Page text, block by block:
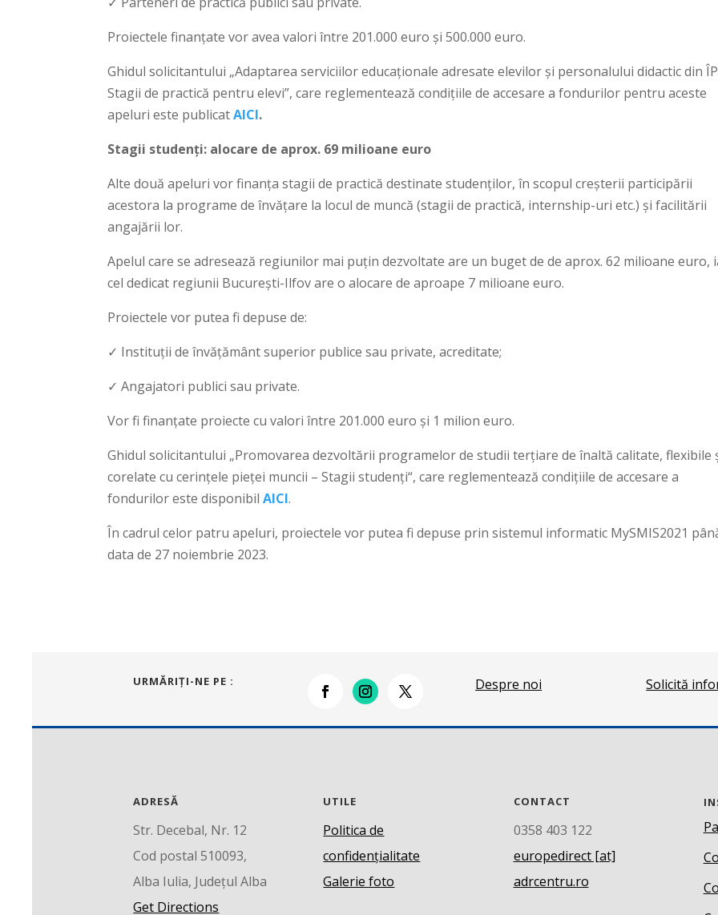
Proiectele finanțate vor avea valori între 201.000 euro și 500.000 euro.
Ghidul solicitantului „Adaptarea serviciilor educaționale adresate elevilor și personalului didactic din
Stagii de practică pentru elevi”, care reglementează condițiile de accesare a fondurilor pentru aceste
apeluri este publicatAICI.
Stagii studenți: alocare de aprox. 69 milioane euro
Alte două apeluri vor finanța stagii de practică destinate studenților, în scopul creșterii participării
acestora la programe de învățare la locul de muncă (stagii de practică, internship-uri etc.) și facilitării
angajării lor.
Apelul care se adresează regiunilor mai puțin dezvoltate are un buget de de aprox. 62 milioane euro,
cel dedicat regiunii București-Ilfov are o alocare de aproape 7 milioane euro.
Proiectele vor putea fi depuse de:
✓ Instituții de învăţământ superior publice sau private, acreditate;
✓ Angajatori publici sau private.
Vor fi finanțate proiecte cu valori între 201.000 euro și 1 milion euro.
Ghidul solicitantului „Promovarea dezvoltării programelor de studii terțiare de înaltă calitate, flexibile
corelate cu cerințele pieței muncii – Stagii studenți“, care reglementează condițiile de accesare a
fondurilor este disponibilAICI.
În cadrul celor patru apeluri, proiectele vor putea fi depuse prin sistemul informatic MySMIS2021
data de 27 noiembrie 2023.
URMĂRIŢI-NE PE : Despre noi Solicită
ADRESĂ
Str. Decebal, Nr. 12
Cod postal 510093,
Alba Iulia, Județul Alba
Get Directions
UTILE
Politica de
confidențialitate
Galerie foto
CONTACT
0358 403 122
europedirect [at]
adrcentru.ro